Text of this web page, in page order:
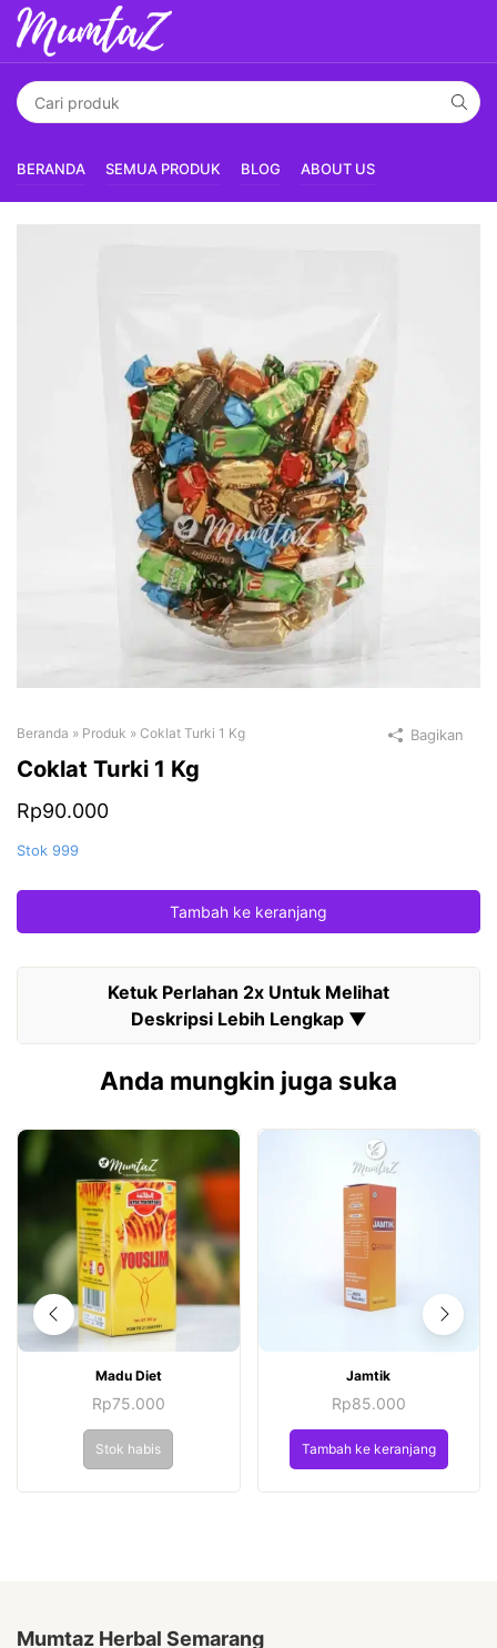
BERANDA SEMUA PRODUK BLOG ABOUT US
Beranda » Produk » Coklat Turki 1 Kg
Coklat Turki 1 Kg
Rp90.000
Stok 999
Tambah ke keranjang
Bagikan
Anda mungkin juga suka
Madu Diet
Rp75.000
Stok habis
Jamtik
Rp85.000
Tambah ke keranjang
Mumtaz Herbal Semarang